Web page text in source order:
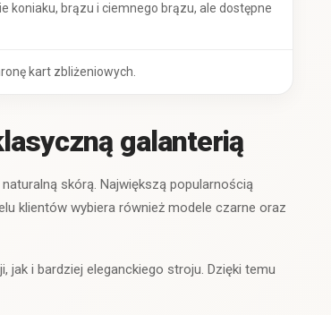
koniaku, brązu i ciemnego brązu, ale dostępne
kart zbliżeniowych.
galanterią
skórą. Największą popularnością
klientów wybiera również modele czarne oraz
i bardziej eleganckiego stroju. Dzięki temu